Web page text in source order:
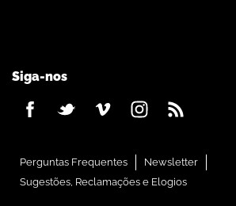
Siga-nos
Perguntas Frequentes
Newsletter
Sugestões, Reclamações e Elogios